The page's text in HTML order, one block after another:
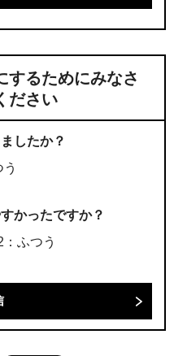
するためにみなさ
ださい
したか？
かったですか？
：ふつう